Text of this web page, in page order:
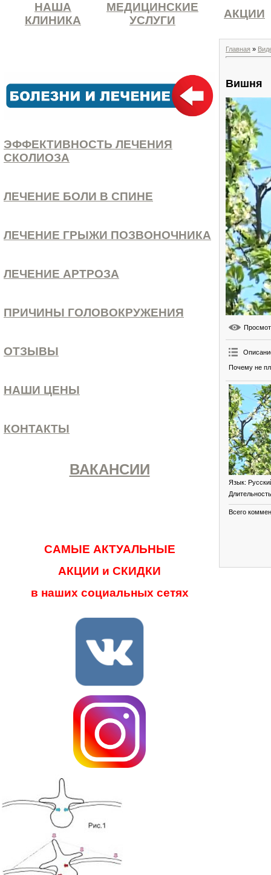
НАША
КЛИНИКА
МЕДИЦИНСКИЕ
УСЛУГИ
АКЦИИ
ЭФФЕКТИВНОСТЬ ЛЕЧЕНИЯ
СКОЛИОЗА
ЛЕЧЕНИЕ БОЛИ В СПИНЕ
ЛЕЧЕНИЕ ГРЫЖИ ПОЗВОНОЧНИКА
ЛЕЧЕНИЕ АРТРОЗА
ПРИЧИНЫ ГОЛОВОКРУЖЕНИЯ
ОТЗЫВЫ
НАШИ ЦЕНЫ
КОНТАКТЫ
ВАКАНСИИ
САМЫЕ АКТУАЛЬНЫЕ
АКЦИИ и СКИДКИ
в наших социальных сетях
Главная »
Вишня
Почему не
Язык:
Всего